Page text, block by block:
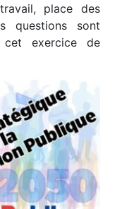
place des
questions sont
exercice de